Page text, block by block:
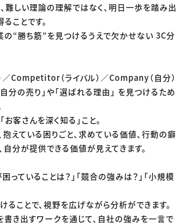
難しい理論の理解ではなく、明日一歩を踏み出
ことです。
の“勝ち筋”を見つけるうえで欠かせない 3C分
Competitor（ライバル）／Company（自分）
分の売り」や「選ばれる理由」 を見つけるため
客さんを深く知る」こと。
抱えている困りごと、求めている価値、行動の癖
自分が提供できる価値が見えてきます。
っていることは？」「競合の強みは？」「小規模
ることで、視野を広げながら分析ができます。
書き出すワークを通じて、自社の強みを一言で